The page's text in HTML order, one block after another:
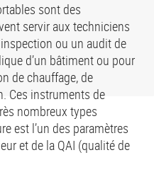
sont des
servir aux techniciens
ou un audit de
d’un bâtiment ou pour
de chauffage, de
Ces instruments de
nombreux types
est l’un des paramètres
et de la QAI (qualité de